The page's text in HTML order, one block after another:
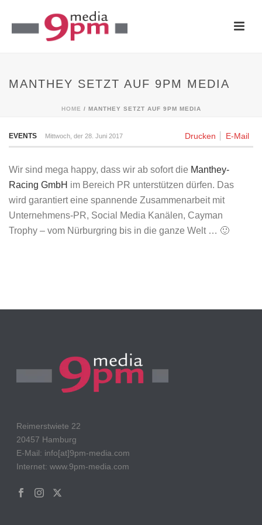
MANTHEY SETZT AUF 9PM MEDIA
HOME / MANTHEY SETZT AUF 9PM MEDIA
Drucken E-Mail
EVENTS Mittwoch, der 28. Juni 2017
Wir sind mega happy, dass wir ab sofort die Manthey-
Racing GmbH im Bereich PR unterstützen dürfen. Das
wird garantiert eine spannende Zusammenarbeit mit
Unternehmens-PR, Social Media Kanälen, Cayman
Trophy – vom Nürburgring bis in die ganze Welt … 🙂
Reimerstwiete 22
20457 Hamburg
E-Mail: info[at]9pm-media.com
Internet: www.9pm-media.com